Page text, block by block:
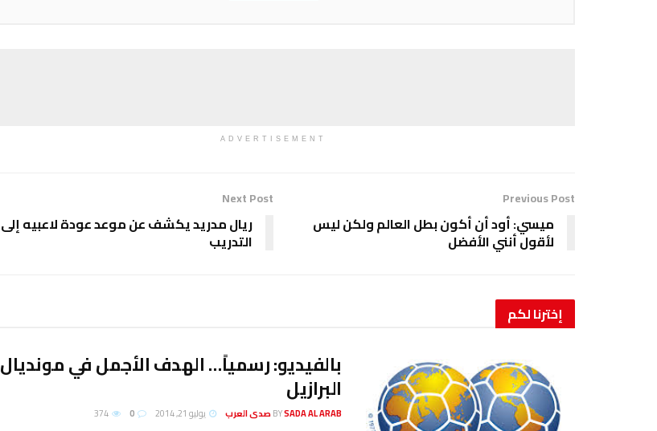
ADVERTISEMENT
Previous Post
ميسي: أود أن أكون بطل العالم ولكن ليس
لأقول أنني الأفضل
Next Post
ريال مدريد يكشف عن موعد عودة لاعبيه إلى
التدريب
إخترنالكم
بالفيديو: رسمياً… الهدف الأجمل في مونديال
البرازيل
BYSADA AL ARAB صدى العرب يوليو 21, 2014